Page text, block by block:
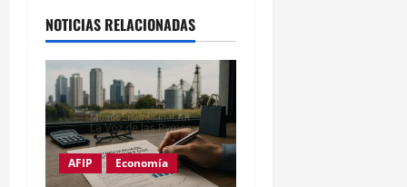
NOTICIAS RELACIONADAS
AFIP Economía